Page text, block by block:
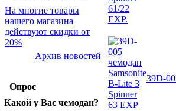
На многие товары
нашего магазина
действуют скидки от
20%
Архив новостей
Опрос
Какой у Вас чемодан?
39D-